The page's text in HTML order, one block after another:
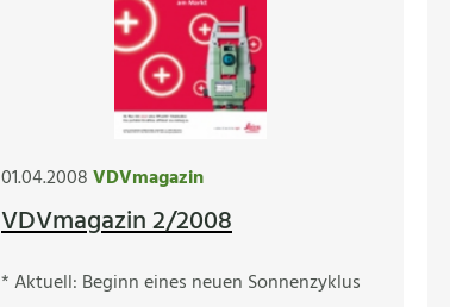
01.04.2008VDVmagazin
VDVmagazin 2/2008
* Aktuell: Beginn eines neuen Sonnenzyklus